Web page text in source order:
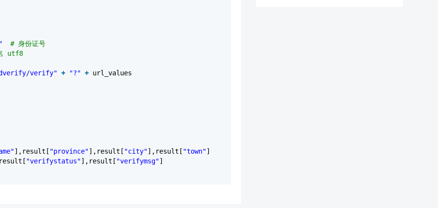
# 身份证号
utf8
verify" + "?" + url_values
],result[ "province"],result[ "city"],result[ "town"]
"verifystatus"],result[ "verifymsg"]